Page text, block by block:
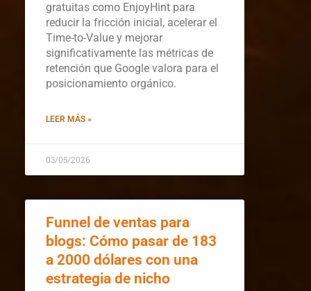
gratuitas como EnjoyHint para
reducir la fricción inicial, acelerar el
Time-to-Value y mejorar
significativamente las métricas de
retención que Google valora para el
posicionamiento orgánico.
LEER MÁS »
03/05/2026
Funnel de ventas para
blogs: Cómo pasar de 183
a 2000 dólares con una
estrategia de nicho